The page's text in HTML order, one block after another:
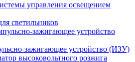
управления освещением
светильников
зажигающее устройство (ИЗУ)